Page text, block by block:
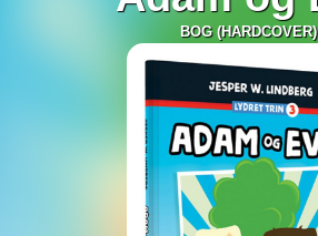
BOG (HARDCOVER)